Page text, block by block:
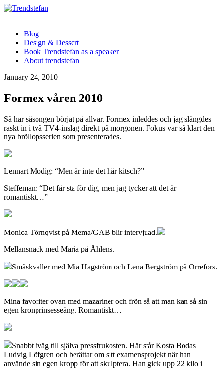
Blog
Design & Dessert
Book Trendstefan as a speaker
About trendstefan
January 24, 2010
Formex våren 2010
Så har säsongen börjat på allvar. Formex inleddes och jag slängdes
raskt in i två TV4-inslag direkt på morgonen. Fokus var så klart den
nya bröllopsserien som presenterades.
Lennart Modig: “Men är inte det här kitsch?”
Steffeman: “Det får stå för dig, men jag tycker att det är
romantiskt…”
Monica Törnqvist på Mema/GAB blir intervjuad.
Mellansnack med Maria på Åhlens.
Småskvaller med Mia Hagström och Lena Bergström på Orrefors.
Mina favoriter ovan med mazariner och frön så att man kan så sin
egen kronprinsesseäng. Romantiskt…
Snabbt iväg till själva pressfrukosten. Här står Kosta Bodas
Ludvig Löfgren och berättar om sitt examensprojekt när han
använde sin egen kropp för att skulptera. Han gick upp 22 kilo i